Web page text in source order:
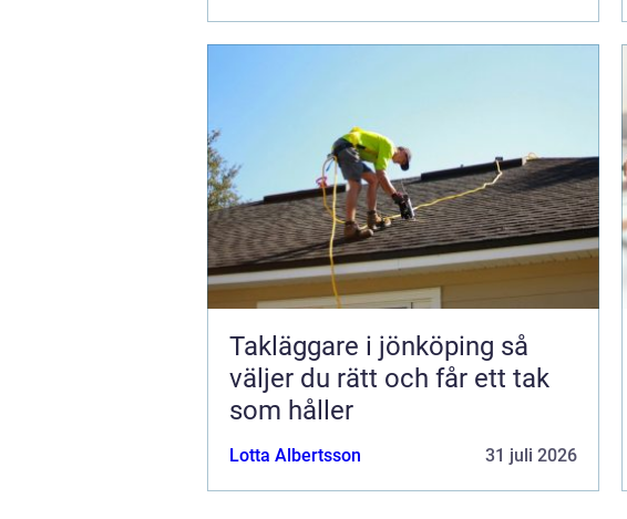
Takläggare i jönköping så
väljer du rätt och får ett tak
som håller
Lotta Albertsson 31 juli 2026